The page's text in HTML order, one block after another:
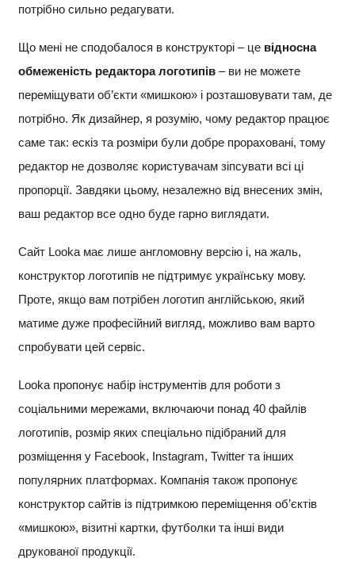
потрібно сильно редагувати.
Що мені не сподобалося в конструкторі – це відносна
обмеженість редактора логотипів – ви не можете
переміщувати об’єкти «мишкою» і розташовувати там, де
потрібно. Як дизайнер, я розумію, чому редактор працює
саме так: ескіз та розміри були добре прораховані, тому
редактор не дозволяє користувачам зіпсувати всі ці
пропорції. Завдяки цьому, незалежно від внесених змін,
ваш редактор все одно буде гарно виглядати.
Сайт Looka має лише англомовну версію і, на жаль,
конструктор логотипів не підтримує українську мову.
Проте, якщо вам потрібен логотип англійською, який
матиме дуже професійний вигляд, можливо вам варто
спробувати цей сервіс.
Looka пропонує набір інструментів для роботи з
соціальними мережами, включаючи понад 40 файлів
логотипів, розмір яких спеціально підібраний для
розміщення у Facebook, Instagram, Twitter та інших
популярних платформах. Компанія також пропонує
конструктор сайтів із підтримкою переміщення об’єктів
«мишкою», візитні картки, футболки та інші види
друкованої продукції.